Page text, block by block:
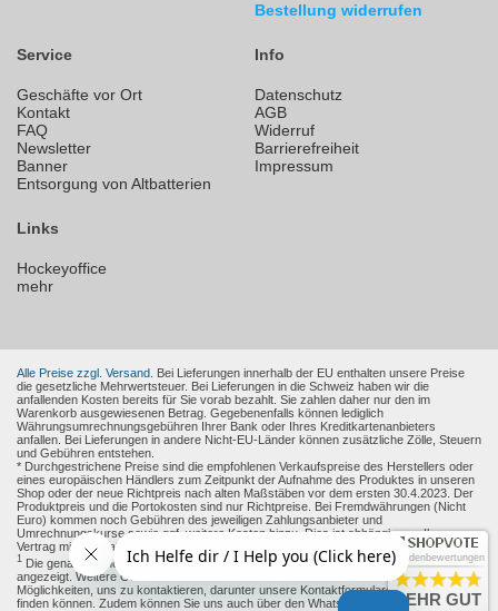
Bestellung widerrufen
Service
Geschäfte vor Ort
Kontakt
FAQ
Newsletter
Banner
Entsorgung von Altbatterien
Info
Datenschutz
AGB
Widerruf
Barrierefreiheit
Impressum
Links
Hockeyoffice
mehr
Alle Preise zzgl. Versand. Bei Lieferungen innerhalb der EU enthalten unsere Preise
die gesetzliche Mehrwertsteuer. Bei Lieferungen in die Schweiz haben wir die
anfallenden Kosten bereits für Sie vorab bezahlt. Sie zahlen daher nur den im
Warenkorb ausgewiesenen Betrag. Gegebenenfalls können lediglich
Währungsumrechnungsgebühren Ihrer Bank oder Ihres Kreditkartenanbieters
anfallen. Bei Lieferungen in andere Nicht-EU-Länder können zusätzliche Zölle, Steuern
und Gebühren entstehen.
* Durchgestrichene Preise sind die empfohlenen Verkaufspreise des Herstellers oder
eines europäischen Händlers zum Zeitpunkt der Aufnahme des Produktes in unseren
Shop oder der neue Richtpreis nach alten Maßstäben vor dem ersten 30.4.2023. Der
Produktpreis und die Portokosten sind nur Richtpreise. Bei Fremdwährungen (Nicht
Euro) kommen noch Gebühren des jeweiligen Zahlungsanbieter und
Umrechnungskurse sowie ggf. weitere Kosten hinzu. Dies ist abhängig von Ihren
Vertrag mit den Zahlungsanbieter.
1 Die genaue Höhe des Rabattes wird Ihnen auf der Produkt-Seite und im Warenkorb
angezeigt. Weitere Online-Kommunikationsmittel: Sie haben verschiedene
Möglichkeiten, uns zu kontaktieren, darunter unsere Kontaktformulare, die Siehier
finden können. Zudem können Sie uns auch über den WhatsApp Messenger oder das
Kundenbewertungen
SEHR GUT